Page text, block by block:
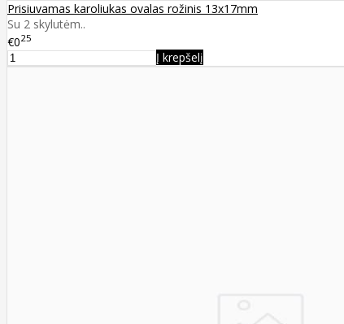
Prisiuvamas karoliukas ovalas rožinis 13x17mm
Su 2 skylutėm..
€025
Į krepšelį